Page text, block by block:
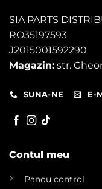
SIA PARTS
RO35197593
J2015001592290
Magazin: str.
SUNA-NE E-
Contul meu
Panou control